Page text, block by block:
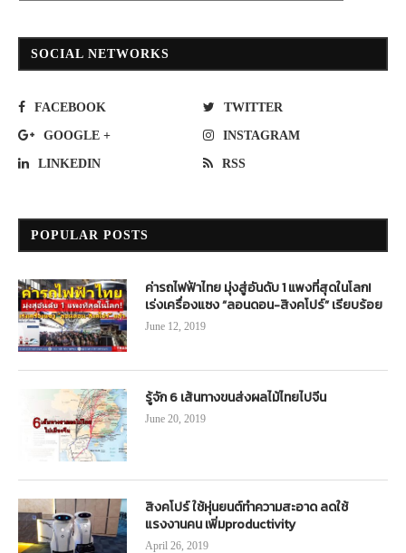
SOCIAL NETWORKS
FACEBOOK TWITTER
GOOGLE + INSTAGRAM
LINKEDIN RSS
POPULAR POSTS
ค่ารถไฟฟ้าไทย มุ่งสู่อันดับ 1 แพงที่สุดในโลก!
เร่งเครื่องแซง “ลอนดอน-สิงคโปร์” เรียบร้อย
June 12, 2019
รู้จัก 6 เส้นทางขนส่งผลไม้ไทยไปจีน
June 20, 2019
สิงคโปร์ ใช้หุ่นยนต์ทำความสะอาด ลดใช้
แรงงานคน เพิ่มproductivity
April 26, 2019